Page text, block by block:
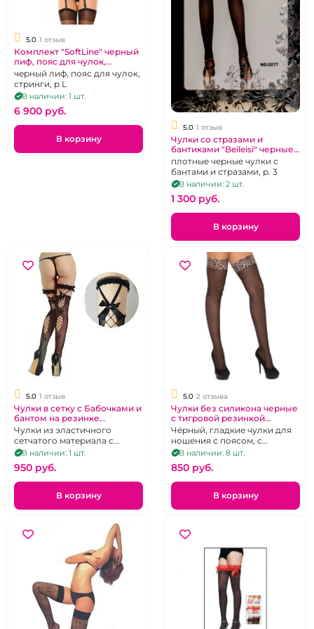
5.0 1 отзыв
Комплект "SoftLine" черный
лиф, пояс для чулок,
стринги размер L
черный лиф, пояс для чулок,
стринги, р L
В наличии: 1 шт.
6 900 pуб.
В корзину
5.0 1 отзыв
Чулки со стразами и
бантиками "Beileisi" черные
плотные
плотные черные чулки с
бантами и стразами, р. 3
В наличии: 2 шт.
1 300 pуб.
В корзину
5.0 1 отзыв
Чулки в сетку с Бабочками и
бантом на резинке
"Красавица" с подвязкой
Чулки из эластичного
сетчатого материала с
подвязкой-резинкой
украшенной кружевом и
бантом, скреплённым
стразом, р. 1-4
В наличии: 1 шт.
950 pуб.
В корзину
5.0 2 отзыва
Чулки без силикона черные
с тигровой резинкой
"Yiliama"
Чёрный, гладкие чулки для
ношения с поясом, с
коронкой из ткани с
"зоологическим" принтом, р.
1-4
В наличии: 8 шт.
850 pуб.
В корзину